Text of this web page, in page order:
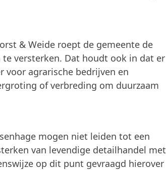
& Weide roept de gemeente de
versterken. Dat houdt ook in dat er
voor agrarische bedrijven en
of verbreding om duurzaam
mogen niet leiden tot een
van levendige detailhandel met
op dit punt gevraagd hierover